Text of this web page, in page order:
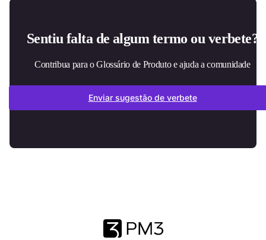
Sentiu falta de algum termo ou verbete?
Contribua para o Glossário de Produto e ajuda a comunidade
Enviar sugestão de verbete